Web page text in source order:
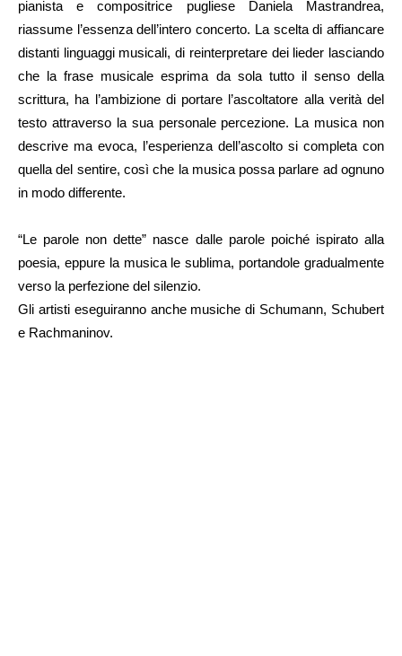
pianista e compositrice pugliese Daniela Mastrandrea,
riassume l’essenza dell’intero concerto. La scelta di affiancare
distanti linguaggi musicali, di reinterpretare dei lieder lasciando
che la frase musicale esprima da sola tutto il senso della
scrittura, ha l’ambizione di portare l’ascoltatore alla verità del
testo attraverso la sua personale percezione. La musica non
descrive ma evoca, l’esperienza dell’ascolto si completa con
quella del sentire, così che la musica possa parlare ad ognuno
in modo differente.
“Le parole non dette” nasce dalle parole poiché ispirato alla
poesia, eppure la musica le sublima, portandole gradualmente
verso la perfezione del silenzio.
Gli artisti eseguiranno anche musiche di Schumann, Schubert
e Rachmaninov.